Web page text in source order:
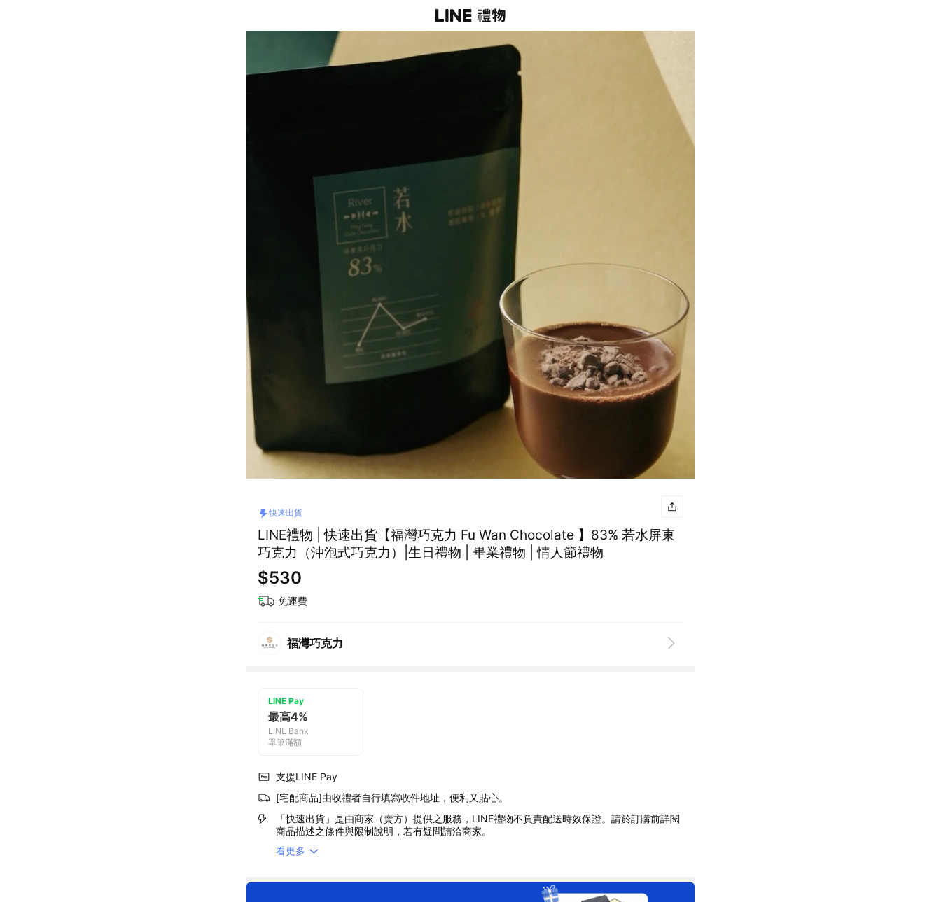
快速出貨
LINE禮物 | 快速出貨【福灣巧克力 Fu Wan Chocolate 】83% 若水屏東
巧克力（沖泡式巧克力）|生日禮物 | 畢業禮物 | 情人節禮物
$530
免運費
福灣巧克力
LINE Pay
最高4%
LINE Bank
單筆滿額
支援LINE Pay
[宅配商品]由收禮者自行填寫收件地址，便利又貼心。
「快速出貨」是由商家（賣方）提供之服務，LINE禮物不負責配送時效保證。請於訂購前詳閱
商品描述之條件與限制說明，若有疑問請洽商家。
看更多